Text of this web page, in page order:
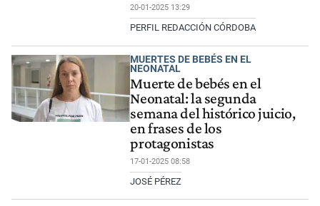
20-01-2025 13:29
PERFIL REDACCIÓN CÓRDOBA
MUERTES DE BEBÉS EN EL
NEONATAL
Muerte de bebés en el
Neonatal: la segunda
semana del histórico juicio,
en frases de los
protagonistas
17-01-2025 08:58
JOSÉ PÉREZ